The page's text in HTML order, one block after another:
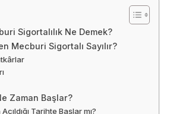
Sigortalılık Ne Demek?
Mecburi Sigortalı Sayılır?
Zaman Başlar?
Tarihte Başlar mı?